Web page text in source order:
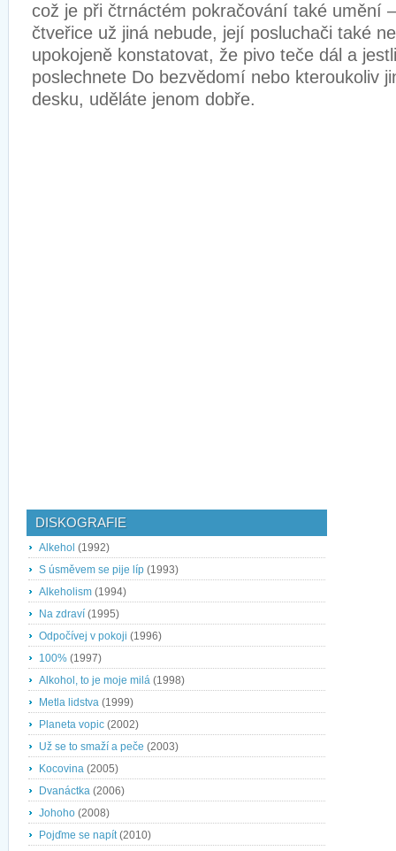
což je při čtrnáctém pokračování také umění
čtveřice už jiná nebude, její posluchači také
upokojeně konstatovat, že pivo teče dál a
poslechnete Do bezvědomí nebo kteroukoliv
desku, uděláte jenom dobře.
DISKOGRAFIE
Alkehol (1992)
S úsměvem se pije líp (1993)
Alkeholism (1994)
Na zdraví (1995)
Odpočívej v pokoji (1996)
100% (1997)
Alkohol, to je moje milá (1998)
Metla lidstva (1999)
Planeta vopic (2002)
Už se to smaží a peče (2003)
Kocovina (2005)
Dvanáctka (2006)
Johoho (2008)
Pojďme se napít(2010)